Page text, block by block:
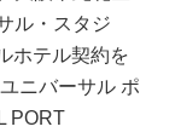
ル・スタジ
ホテル契約を
ニバーサル ポ
PORT